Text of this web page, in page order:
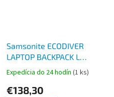
Samsonite ECODIVER
LAPTOP BACKPACK L
BLACK
Expedícia do 24 hodín (1 ks)
€138,30